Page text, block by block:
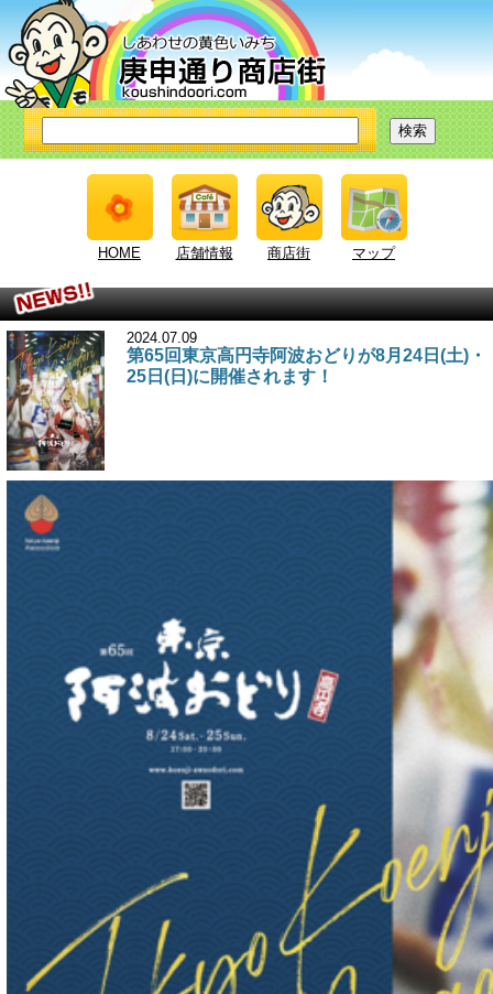
HOME 店舗情報 商店街 マップ
2024.07.09
第65回東京高円寺阿波おどりが8月24日(土)・
25日(日)に開催されます！